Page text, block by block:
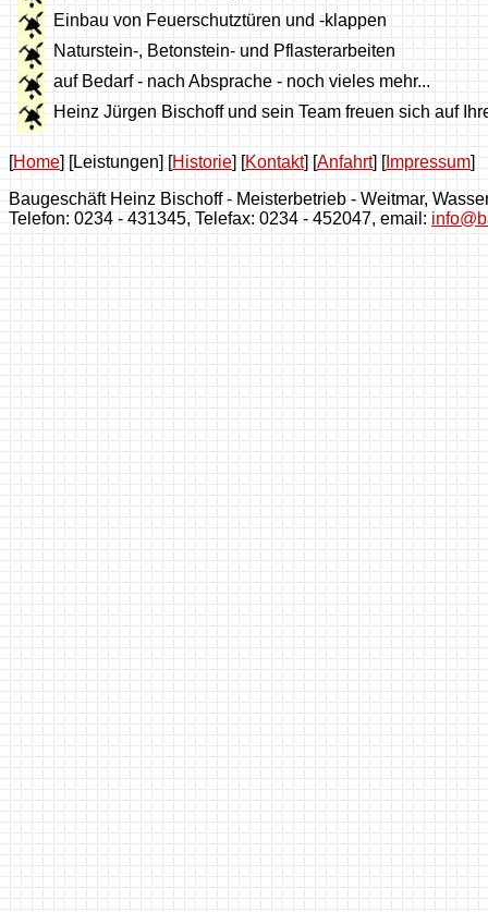
Einbau von Feuerschutztüren und -klappen
Naturstein-, Betonstein- und Pflasterarbeiten
auf Bedarf - nach Absprache - noch vieles mehr...
Heinz Jürgen Bischoff und sein Team freuen sich auf
[Home] [Leistungen] [Historie] [Kontakt] [Anfahrt] [Impressum]
Baugeschäft Heinz Bischoff - Meisterbetrieb - Weitmar,
Telefon: 0234 - 431345, Telefax: 0234 - 452047, email: